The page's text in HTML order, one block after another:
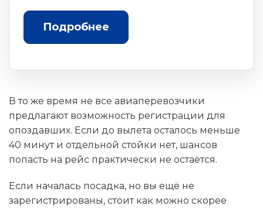
Подробнее
В то же время не все авиаперевозчики
предлагают возможность регистрации для
опоздавших. Если до вылета осталось меньше
40 минут и отдельной стойки нет, шансов
попасть на рейс практически не остаётся.
Если началась посадка, но вы ещё не
зарегистрированы, стоит как можно скорее